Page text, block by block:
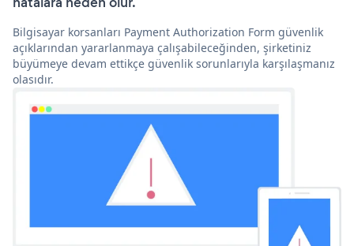
Bilgisayar korsanları Payment Authorization Form güvenlik
açıklarından yararlanmaya çalışabileceğinden, şirketiniz
büyümeye devam ettikçe güvenlik sorunlarıyla karşılaşmanız
olasıdır.